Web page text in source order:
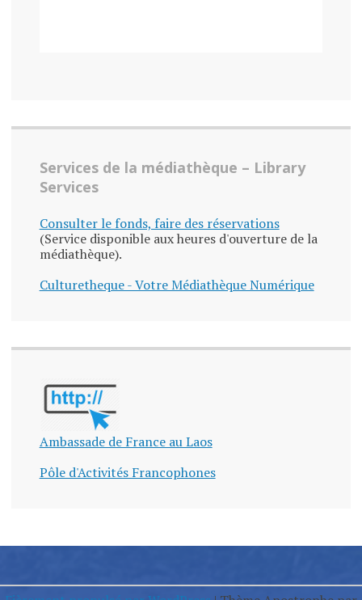
Services de la médiathèque – Library
Services
Consulter le fonds, faire des réservations
(Service disponible aux heures d'ouverture de la
médiathèque).
Culturetheque - Votre Médiathèque Numérique
Ambassade de France au Laos
Pôle d'Activités Francophones